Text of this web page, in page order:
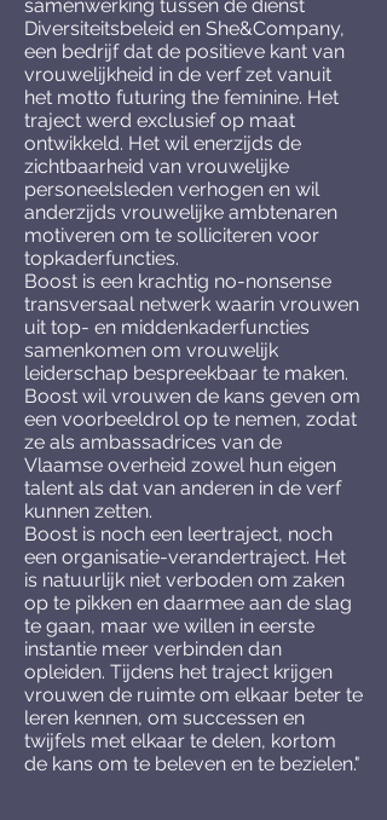
samenwerking tussen de dienst
Diversiteitsbeleid en She&Company,
een bedrijf dat de positieve kant van
vrouwelijkheid in de verf zet vanuit
het motto futuring the feminine. Het
traject werd exclusief op maat
ontwikkeld. Het wil enerzijds de
zichtbaarheid van vrouwelijke
personeelsleden verhogen en wil
anderzijds vrouwelijke ambtenaren
motiveren om te solliciteren voor
topkaderfuncties.
Boost is een krachtig no-nonsense
transversaal netwerk waarin vrouwen
uit top- en middenkaderfuncties
samenkomen om vrouwelijk
leiderschap bespreekbaar te maken.
Boost wil vrouwen de kans geven om
een voorbeeldrol op te nemen, zodat
ze als ambassadrices van de
Vlaamse overheid zowel hun eigen
talent als dat van anderen in de verf
kunnen zetten.
Boost is noch een leertraject, noch
een organisatie-verandertraject. Het
is natuurlijk niet verboden om zaken
op te pikken en daarmee aan de slag
te gaan, maar we willen in eerste
instantie meer verbinden dan
opleiden. Tijdens het traject krijgen
vrouwen de ruimte om elkaar beter te
leren kennen, om successen en
twijfels met elkaar te delen, kortom
de kans om te beleven en te bezielen."